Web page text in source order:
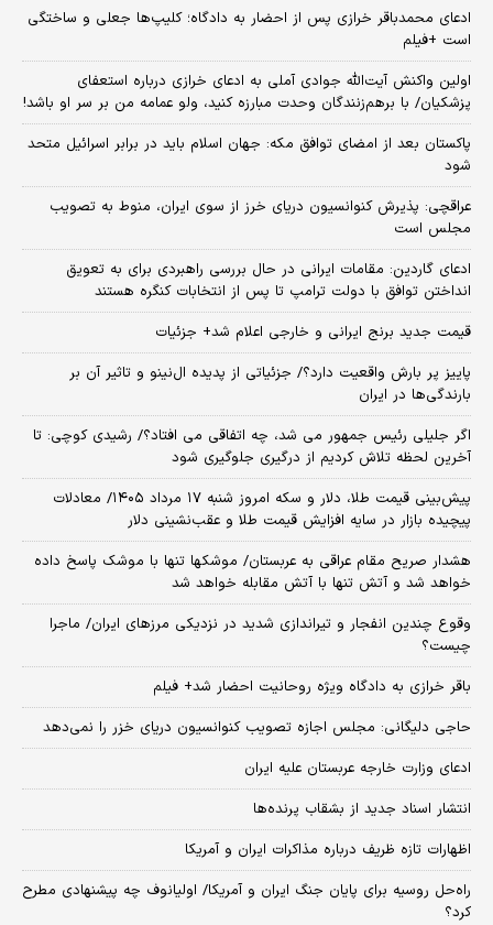
ادعای محمدباقر خرازی پس از احضار به دادگاه؛ کلیپ‌ها جعلی و ساختگی
است +فیلم
اولین واکنش آیت‌الله جوادی آملی به ادعای خرازی درباره استعفای
پزشکیان/ با برهم‌زنندگان وحدت مبارزه کنید، ولو عمامه من بر سر او باشد!
پاکستان بعد از امضای توافق مکه: جهان اسلام باید در برابر اسرائیل متحد
شود
عراقچی: پذیرش کنوانسیون دریای خرز از سوی ایران، منوط به تصویب
مجلس است
ادعای گاردین: مقامات ایرانی در حال بررسی راهبردی برای به تعویق
انداختن توافق با دولت ترامپ تا پس از انتخابات کنگره هستند
قیمت جدید برنج ایرانی و خارجی اعلام شد+ جزئیات
پاییز پر بارش واقعیت دارد؟/ جزئیاتی از پدیده ال‌نینو و تاثیر آن بر
بارندگی‌ها در ایران
اگر جلیلی رئیس جمهور می شد، چه اتفاقی می افتاد؟/ رشیدی کوچی: تا
آخرین لحظه تلاش کردیم از درگیری جلوگیری شود
پیش‌بینی قیمت طلا، دلار و سکه امروز شنبه ۱۷ مرداد ۱۴۰۵/ معادلات
پیچیده بازار در سایه افزایش قیمت طلا و عقب‌نشینی دلار
هشدار صریح مقام عراقی به عربستان/ موشکها تنها با موشک پاسخ داده
خواهد شد و آتش تنها با آتش مقابله خواهد شد
وقوع چندین انفجار و تیراندازی شدید در نزدیکی مرز‌های ایران/ ماجرا
چیست؟
باقر خرازی به دادگاه ویژه روحانیت احضار شد+ فیلم
حاجی دلیگانی: مجلس اجازه تصویب کنوانسیون دریای خزر را نمی‌دهد
ادعای وزارت خارجه عربستان علیه ایران
انتشار اسناد جدید از بشقاب پرنده‌ها
اظهارات تازه ظریف درباره مذاکرات ایران و آمریکا
راه‌حل روسیه برای پایان جنگ ایران و آمریکا/ اولیانوف چه پیشنهادی مطرح
کرد؟